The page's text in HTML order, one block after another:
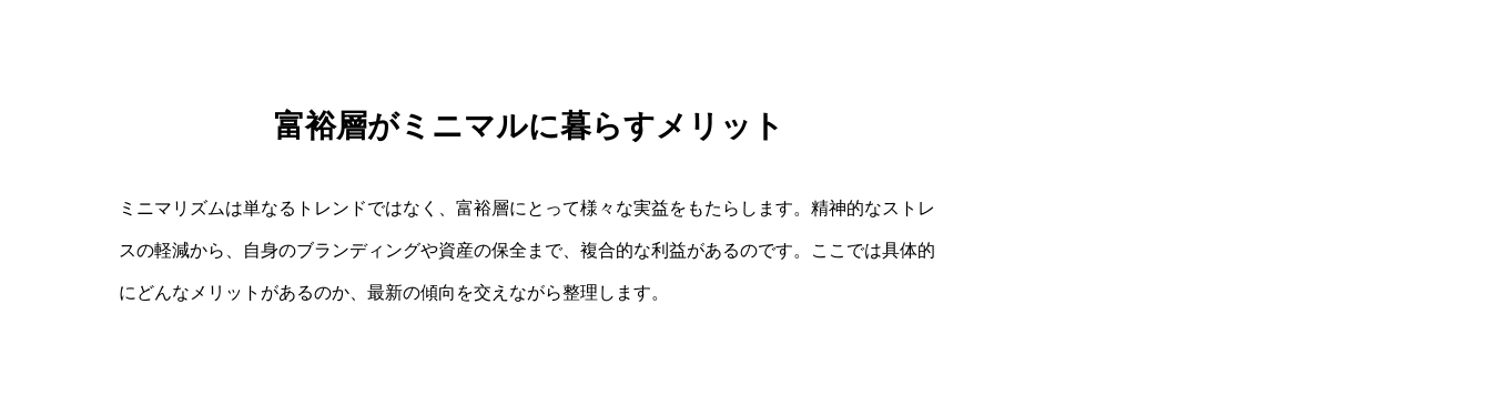
富裕層がミニマルに暮らすメリット
ミニマリズムは単なるトレンドではなく、富裕層にとって様々な実益をもたらします。精神的なストレ
スの軽減から、自身のブランディングや資産の保全まで、複合的な利益があるのです。ここでは具体的
にどんなメリットがあるのか、最新の傾向を交えながら整理します。